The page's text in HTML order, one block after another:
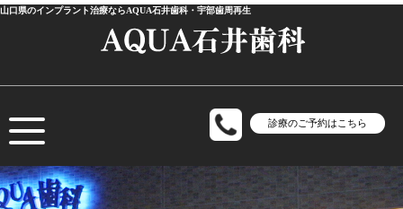
山口県のインプラント治療ならAQUA石井歯科・宇部歯周再生
診療のご予約はこちら